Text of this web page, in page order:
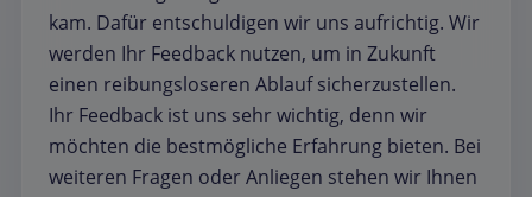
kam. Dafür entschuldigen wir uns aufrichtig. Wir
werden Ihr Feedback nutzen, um in Zukunft
einen reibungsloseren Ablauf sicherzustellen.
Ihr Feedback ist uns sehr wichtig, denn wir
möchten die bestmögliche Erfahrung bieten. Bei
weiteren Fragen oder Anliegen stehen wir Ihnen